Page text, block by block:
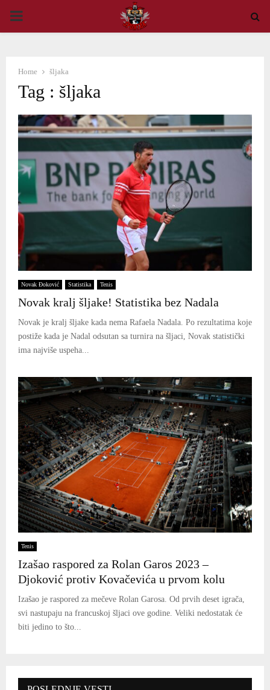
PRIMARY
Home šljaka
Tag : šljaka
Novak Đoković Statistika Tenis
Novak kralj šljake! Statistika bez Nadala
Novak je kralj šljake kada nema Rafaela Nadala. Po rezultatima koje
postiže kada je Nadal odsutan sa turnira na šljaci, Novak statistički
ima najviše uspeha...
Tenis
Izašao raspored za Rolan Garos 2023 –
Djoković protiv Kovačevića u prvom kolu
Izašao je raspored za mečeve Rolan Garosa. Od prvih deset igrača,
svi nastupaju na francuskoj šljaci ove godine. Veliki nedostatak će
biti jedino to što...